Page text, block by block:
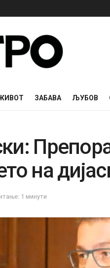
ЗАБАВА ЉУБОВ
на
1 минути